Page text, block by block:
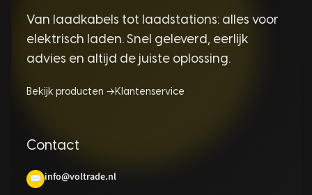
Van laadkabels tot laadstations: alles voor
elektrisch laden. Snel geleverd, eerlijk
advies en altijd de juiste oplossing.
Bekijk producten → Klantenservice
Contact
✉ info@voltrade.nl